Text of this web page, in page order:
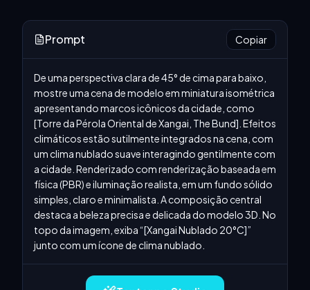
Prompt Copiar
De uma perspectiva clara de 45° de cima para baixo,
mostre uma cena de modelo em miniatura isométrica
apresentando marcos icônicos da cidade, como
[Torre da Pérola Oriental de Xangai, The Bund]. Efeitos
climáticos estão sutilmente integrados na cena, com
um clima nublado suave interagindo gentilmente com
a cidade. Renderizado com renderização baseada em
física (PBR) e iluminação realista, em um fundo sólido
simples, claro e minimalista. A composição central
destaca a beleza precisa e delicada do modelo 3D. No
topo da imagem, exiba “[Xangai Nublado 20°C]”
junto com um ícone de clima nublado.